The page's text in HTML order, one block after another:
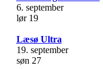
6. september
lør 19
Læsø Ultra
19. september
søn 27